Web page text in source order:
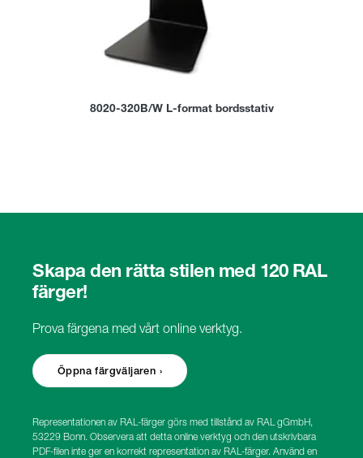
8020-320B/W L-format bordsstativ
Skapa den rätta stilen med 120 RAL
färger!
Prova färgena med vårt online verktyg.
Öppna färgväljaren ›
Representationen av RAL-färger görs med tillstånd av RAL gGmbH,
53229 Bonn. Observera att detta online verktyg och den utskrivbara
PDF-filen inte ger en korrekt representation av RAL-färger. Använd en